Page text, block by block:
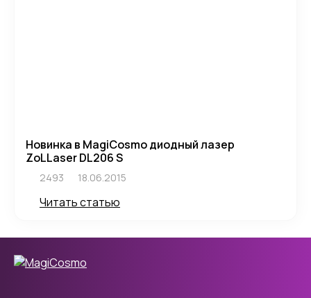
Новинка в MagiCosmo диодный лазер
ZoLLaser DL206 S
2493 18.06.2015
Читать статью